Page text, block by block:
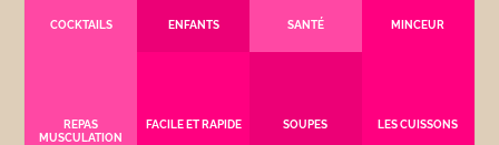
COCKTAILS ENFANTS SANTÉ MINCEUR
REPAS
MUSCULATION
FACILE ET RAPIDE SOUPES LES CUISSONS